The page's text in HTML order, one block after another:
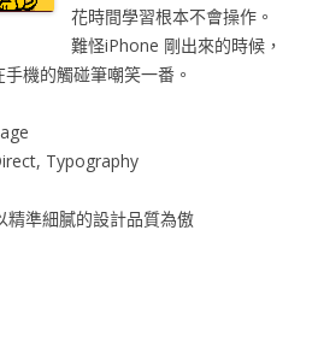
花時間學習根本不會操作。
難怪iPhone 剛出來的時候，
機的觸碰筆嘲笑一番。
Typography
準細膩的設計品質為傲